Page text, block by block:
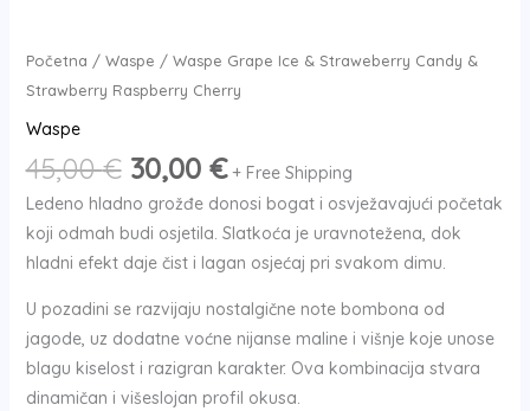
Početna / Waspe / Waspe Grape Ice & Straweberry Candy &
Strawberry Raspberry Cherry
Waspe
45,00€ 30,00 € + Free Shipping
Ledeno hladno grožđe donosi bogat i osvježavajući početak
koji odmah budi osjetila. Slatkoća je uravnotežena, dok
hladni efekt daje čist i lagan osjećaj pri svakom dimu.
U pozadini se razvijaju nostalgične note bombona od
jagode, uz dodatne voćne nijanse maline i višnje koje unose
blagu kiselost i razigran karakter. Ova kombinacija stvara
dinamičan i višeslojan profil okusa.